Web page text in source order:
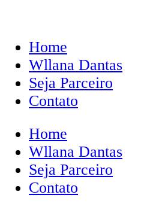
Home
Wllana Dantas
Seja Parceiro
Contato
Home
Wllana Dantas
Seja Parceiro
Contato